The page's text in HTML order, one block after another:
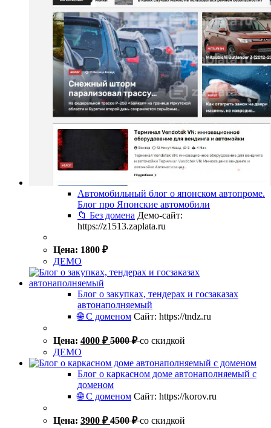
Автомобильный блог о японском автопроме.
Блог про Японские автомобили
📁 Без домена Демо-сайт:
https://z1513.zaplata.ru
Цена: 1800 ₽
ДЕМО
Блог о закупках, тендерах и госзаказах
автонаполняемый
🌐 С доменом Сайт: https://tndz.ru
Цена: 4000 ₽ 5000₽ со скидкой
ДЕМО
Блог о каркасном доме автонаполняемый с
доменом
🌐 С доменом Сайт: https://korov.ru
Цена: 3900 ₽ 4500₽ со скидкой